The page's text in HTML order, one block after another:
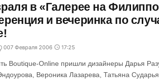
в «Галерее на
и вечеринка по
007 Февраля 2006 17:25
Boutique-Online пришли дизайнеры Дарья
Вероника Лазарева, Татьяна